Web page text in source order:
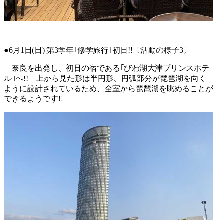
●6月1日(日) 第3学年｢修学旅行｣初日!!〔活動の様子3〕
奈良を出発し、初日の宿である｢びわ湖大津プリンスホテ
ル｣へ!! 上から見た形は半円形、円弧部分が琵琶湖を向く
ように設計されているため、全室から琵琶湖を眺めることが
できるようです!!